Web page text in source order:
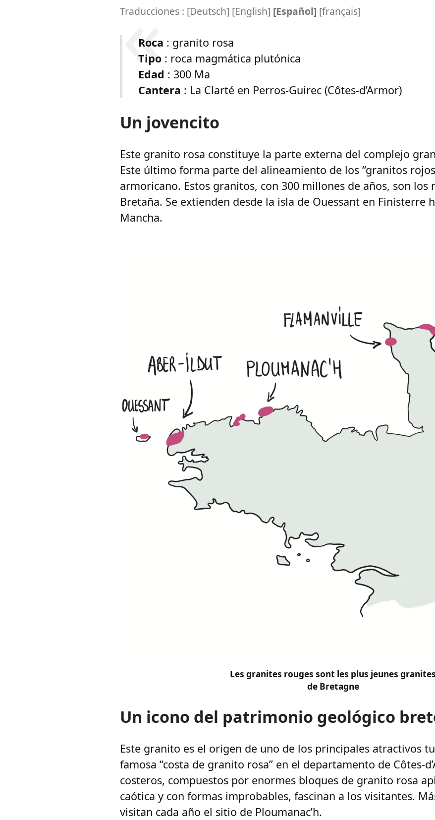
Traducciones : [Deutsch] [English] [Español] [français]
Roca : granito rosa
Tipo : roca magmática plutónica
Edad : 300 Ma
Cantera : La Clarté en Perros-Guirec (Côtes-d’Armor)
Un jovencito
Este granito rosa constituye la parte externa del complejo
Este último forma parte del alineamiento de los “granitos
armoricano. Estos granitos, con 300 millones de años, son los
Bretaña. Se extienden desde la isla de Ouessant en Finisterre
Mancha.
Les granites rouges sont les plus jeunes granites
de Bretagne
Un icono del patrimonio geológico
Este granito es el origen de uno de los principales atractivos
famosa “costa de granito rosa” en el departamento de Côtes-
costeros, compuestos por enormes bloques de granito rosa
caótica y con formas improbables, fascinan a los visitantes.
visitan cada año el sitio de Ploumanac’h.